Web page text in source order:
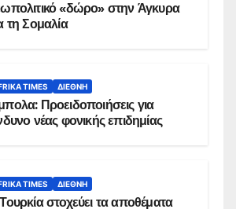
«δώρο» στην Άγκυρα
τη Σομαλία
TIMES ΔΙΕΘΝΉ
Προειδοποιήσεις για
νέας φονικής επιδημίας
TIMES ΔΙΕΘΝΉ
στοχεύει τα αποθέματα